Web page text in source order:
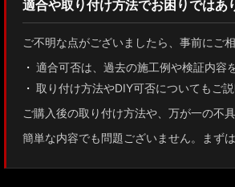
適合や取り付け方法でお困りではあ
ご不明な点がございましたら、事前にご
適合可否は、過去の施工例や検証内容
取り付け方法やDIY可否についてもご
ご購入後の取り付け方法や、万が一の不
簡単な内容でも問題ございません。まず